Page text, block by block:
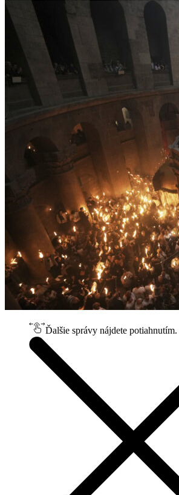
Ďalšie správy nájdete potiahnutím.